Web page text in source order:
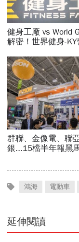
鴻海 電動車
延伸閱讀